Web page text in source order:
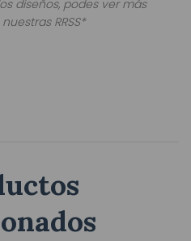
diseños, podes ver más
RRSS*